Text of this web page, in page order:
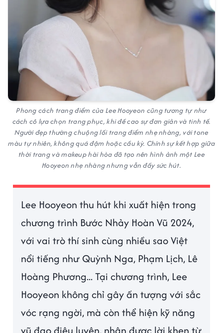
Phong cách trang điểm của Lee Hooyeon cũng tương tự như
cách cô lựa chọn trang phục, khi đề cao sự đơn giản và tinh tế.
Người đẹp thường chuộng lối trang điểm nhẹ nhàng, với tone
màu tự nhiên, không quá đậm hoặc cầu kỳ. Chính sự kết hợp giữa
thời trang và makeup hài hòa đã tạo nên hình ảnh một Lee
Hooyeon nhẹ nhàng nhưng vẫn đầy sức hút.
Lee Hooyeon thu hút khi xuất hiện trong
chương trình Bước Nhảy Hoàn Vũ 2024,
với vai trò thí sinh cùng nhiều sao Việt
nổi tiếng như Quỳnh Nga, Phạm Lịch, Lê
Hoàng Phương... Tại chương trình, Lee
Hooyeon không chỉ gây ấn tượng với sắc
vóc rạng ngời, mà còn thể hiện kỹ năng